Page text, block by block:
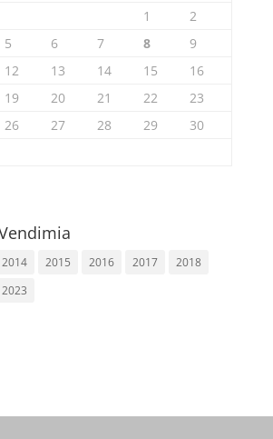
1
2
5 6 7 8
9
12 13 14 15
16
19 20 21 22
23
26 27 28 29
30
2014 2015 2016 2017
2018
2023